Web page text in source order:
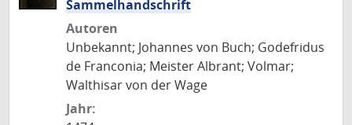
Sammelhandschrift
Autoren
Unbekannt; Johannes von Buch; Godefridus
de Franconia; Meister Albrant; Volmar;
Walthisar von der Wage
Jahr: